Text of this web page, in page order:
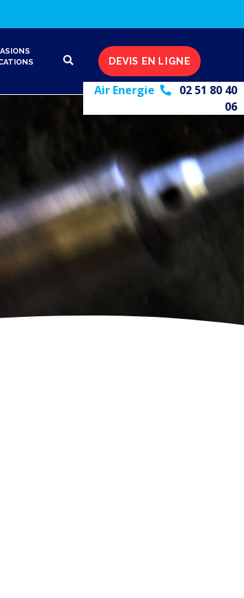
DEVIS EN LIGNE
Air Energie
02 51 80 40
06